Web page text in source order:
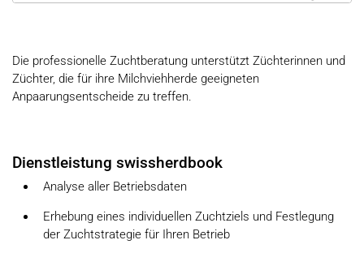
Die professionelle Zuchtberatung unterstützt Züchterinnen und
Züchter, die für ihre Milchviehherde geeigneten
Anpaarungsentscheide zu treffen.
Dienstleistung swissherdbook
Analyse aller Betriebsdaten
Erhebung eines individuellen Zuchtziels und Festlegung
der Zuchtstrategie für Ihren Betrieb